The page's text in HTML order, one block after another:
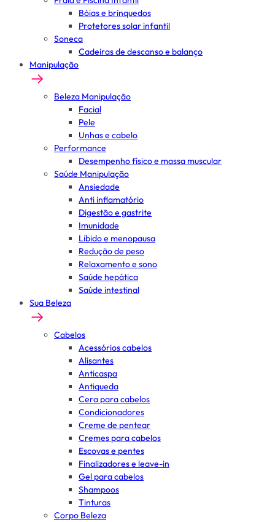
Bóias e brinquedos
Protetores solar infantil
Soneca
Cadeiras de descanso e balanço
Manipulação
Beleza Manipulação
Facial
Pele
Unhas e cabelo
Performance
Desempenho físico e massa muscular
Saúde Manipulação
Ansiedade
Anti inflamatório
Digestão e gastrite
Imunidade
Libido e menopausa
Redução de peso
Relaxamento e sono
Saúde hepática
Saúde intestinal
Sua Beleza
Cabelos
Acessórios cabelos
Alisantes
Anticaspa
Antiqueda
Cera para cabelos
Condicionadores
Creme de pentear
Cremes para cabelos
Escovas e pentes
Finalizadores e leave-in
Gel para cabelos
Shampoos
Tinturas
Corpo Beleza